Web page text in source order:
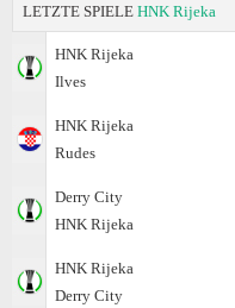
LETZTE SPIELE HNK Rijeka
HNK Rijeka
Ilves
HNK Rijeka
Rudes
Derry City
HNK Rijeka
HNK Rijeka
Derry City